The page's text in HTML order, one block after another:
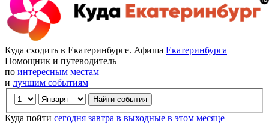
Куда сходить в Екатеринбурге. Афиша Екатеринбурга
Помощник и путеводитель
по интересным местам
и лучшим событиям
Куда пойти сегодня завтра в выходные в этом месяце